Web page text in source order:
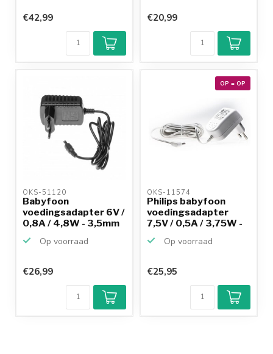
€42,99 €20,99
OKS-51120
Babyfoon
voedingsadapter 6V /
0,8A / 4,8W - 3,5mm
Op voorraad
€26,99
OP = OP
OKS-11574
Philips babyfoon
voedingsadapter
7,5V / 0,5A / 3,75W -
Op voorraad
€25,95